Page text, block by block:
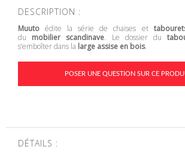
DESCRIPTION :
Muuto édite la série de chaises et
du mobilier scandinave. Le dossier du
s’emboîter dans la large assise en bois.
POSER UNE QUESTION SUR CE
DÉTAILS :